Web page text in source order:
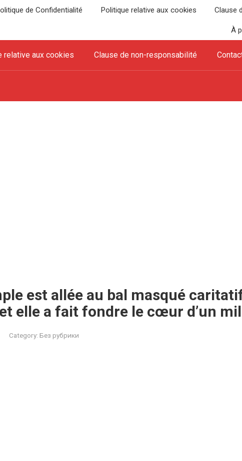
de Confidentialité Politique relative aux cookies Clause
À
relative aux cookies Clause de non-responsabilité
est allée au bal masqué
elle a fait fondre le cœur d’un
Category: Без рубрики